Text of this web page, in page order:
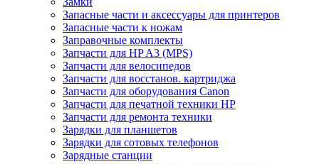
Запасные части и аксессуары для принтеров
Запасные части к ножам
Заправочные комплекты
Запчасти для HP A3 (MPS)
Запчасти для велосипедов
Запчасти для восстанов. картриджа
Запчасти для оборудования Canon
Запчасти для печатной техники HP
Запчасти для ремонта техники
Зарядки для планшетов
Зарядки для сотовых телефонов
Зарядные станции